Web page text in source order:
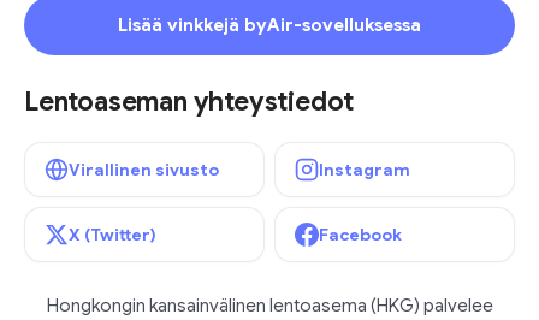
Lisää vinkkejä byAir-sovelluksessa
Lentoaseman yhteystiedot
Virallinen sivusto Instagram
X (Twitter) Facebook
Hongkongin kansainvälinen lentoasema (HKG) palvelee